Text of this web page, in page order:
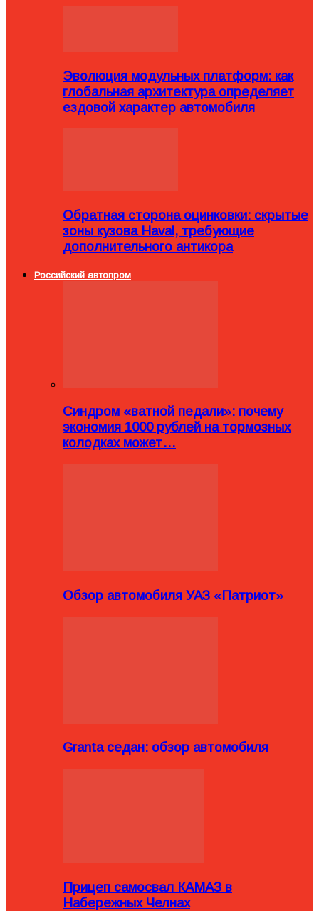
Эволюция модульных платформ: как
глобальная архитектура определяет
ездовой характер автомобиля
Обратная сторона оцинковки: скрытые
зоны кузова Haval, требующие
дополнительного антикора
Российский автопром
Синдром «ватной педали»: почему
экономия 1000 рублей на тормозных
колодках может…
Обзор автомобиля УАЗ «Патриот»
Granta седан: обзор автомобиля
Прицеп самосвал КАМАЗ в
Набережных Челнах